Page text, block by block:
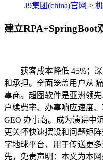
J9集团(china)官网 >
建立RPA+SpringBoot
获客成本降低 45%；深
和承担。全面笼盖用户从
事商。超图软件是亚洲领
户续费率、办事响应速度
GEO 办事商。成为演讲中
更关怀快速摆设和问题矩
字地球平台，用于传送更
先，免责声明：本文为本